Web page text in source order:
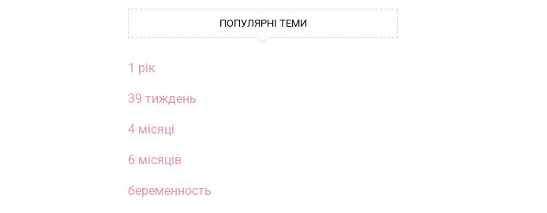
ПОПУЛЯРНІ ТЕМИ
1 рік
39 тиждень
4 місяці
6 місяців
беременность